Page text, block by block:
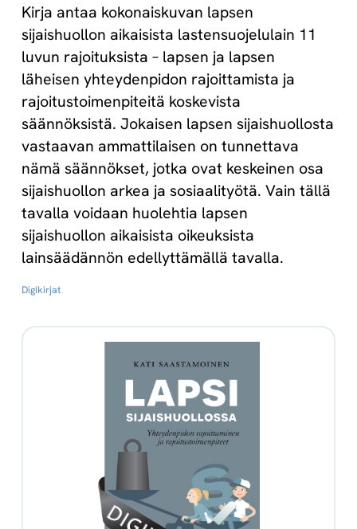
Kirja antaa kokonaiskuvan lapsen
sijaishuollon aikaisista lastensuojelulain 11
luvun rajoituksista – lapsen ja lapsen
läheisen yhteydenpidon rajoittamista ja
rajoitustoimenpiteitä koskevista
säännöksistä. Jokaisen lapsen sijaishuollosta
vastaavan ammattilaisen on tunnettava
nämä säännökset, jotka ovat keskeinen osa
sijaishuollon arkea ja sosiaalityötä. Vain tällä
tavalla voidaan huolehtia lapsen
sijaishuollon aikaisista oikeuksista
lainsäädännön edellyttämällä tavalla.
Digikirjat